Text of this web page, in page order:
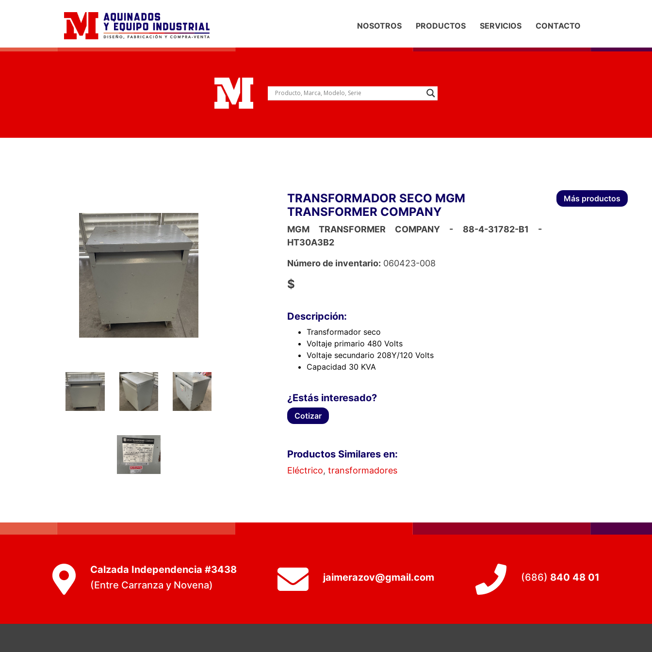
NOSOTROS PRODUCTOS SERVICIOS CONTACTO
TRANSFORMADOR SECO MGM
TRANSFORMER COMPANY
MGM TRANSFORMER COMPANY - 88-4-31782-B1 -
HT30A3B2
Número de inventario: 060423-008
$
Descripción:
Transformador seco
Voltaje primario 480 Volts
Voltaje secundario 208Y/120 Volts
Capacidad 30 KVA
¿Estás interesado?
Cotizar
Productos Similares en:
Eléctrico, transformadores
Más productos
Calzada Independencia #3438
(Entre Carranza y Novena)
jaimerazov@gmail.com (686) 840 48 01